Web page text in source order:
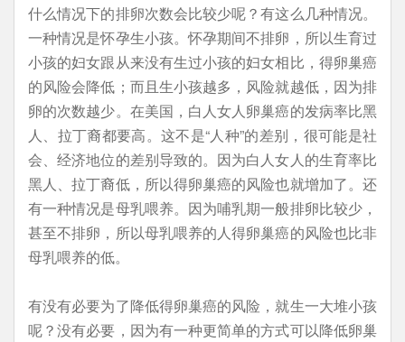
什么情况下的排卵次数会比较少呢？有这么几种情况。
一种情况是怀孕生小孩。怀孕期间不排卵，所以生育过
小孩的妇女跟从来没有生过小孩的妇女相比，得卵巢癌
的风险会降低；而且生小孩越多，风险就越低，因为排
卵的次数越少。在美国，白人女人卵巢癌的发病率比黑
人、拉丁裔都要高。这不是“人种”的差别，很可能是社
会、经济地位的差别导致的。因为白人女人的生育率比
黑人、拉丁裔低，所以得卵巢癌的风险也就增加了。还
有一种情况是母乳喂养。因为哺乳期一般排卵比较少，
甚至不排卵，所以母乳喂养的人得卵巢癌的风险也比非
母乳喂养的低。
有没有必要为了降低得卵巢癌的风险，就生一大堆小孩
呢？没有必要，因为有一种更简单的方式可以降低卵巢